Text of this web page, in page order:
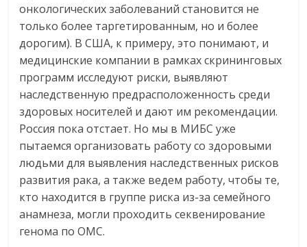
онкологических заболеваний становится не
только более таргетированным, но и более
дорогим). В США, к примеру, это понимают, и
медицинские компании в рамках скрининговых
программ исследуют риски, выявляют
наследственную предрасположенность среди
здоровых носителей и дают им рекомендации.
Россия пока отстает. Но мы в МИБС уже
пытаемся организовать работу со здоровыми
людьми для выявления наследственных рисков
развития рака, а также ведем работу, чтобы те,
кто находится в группе риска из-за семейного
анамнеза, могли проходить секвенирование
генома по ОМС.